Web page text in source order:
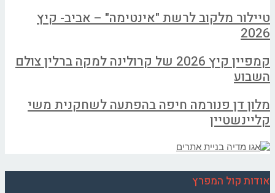
טיילור מלקוב לרשת "אינטימה" – אביב- קיץ
2026
קמפיין קיץ 2026 של קרולינה למקה ברלין צולם
השבוע
מלון דן פנורמה חיפה בהפתעה לשחקנית משי
קליינשטיין
אודות קול המפרץ